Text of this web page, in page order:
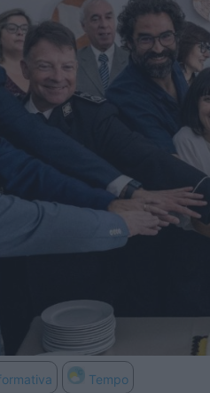
Tempo